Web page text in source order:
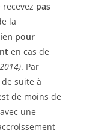
pas
la
pour
en cas de
. Par
suite à
de moins de
une